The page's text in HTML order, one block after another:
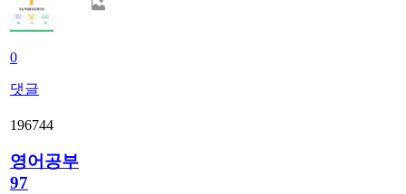
0
댓글
196744
영어공부
97